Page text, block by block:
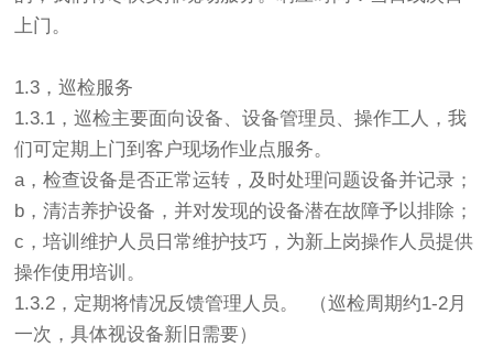
上门。
1.3，巡检服务
1.3.1，巡检主要面向设备、设备管理员、操作工人，我
们可定期上门到客户现场作业点服务。
a，检查设备是否正常运转，及时处理问题设备并记录；
b，清洁养护设备，并对发现的设备潜在故障予以排除；
c，培训维护人员日常维护技巧，为新上岗操作人员提供
操作使用培训。
1.3.2，定期将情况反馈管理人员。 （巡检周期约1-2月
一次，具体视设备新旧需要）